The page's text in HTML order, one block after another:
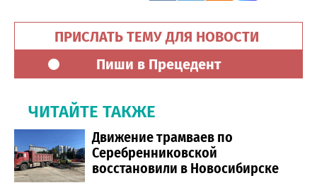
ПРИСЛАТЬ ТЕМУ ДЛЯ НОВОСТИ
Пиши в Прецедент
ЧИТАЙТЕ ТАКЖЕ
Движение трамваев по
Серебренниковской
восстановили в Новосибирске